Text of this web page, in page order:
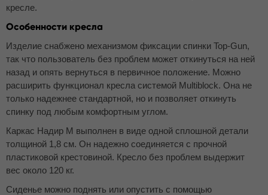
кресле.
Особенности кресла
Изделие снабжено механизмом фиксации спинки Top-Gun,
так что пользователь без проблем может откинуться на ней
назад и опять вернуться в первичное положение. Можно
расширить функционал кресла системой Multiblock. Она не
только надежнее стандартной, но и позволяет откинуть
спинку под любым комфортным углом.
Каркас Надир М выполнен в виде одной сплошной детали
толщиной 1,8 см. Он надежно соединяется с прочной
пластиковой крестовиной. Кресло без проблем выдержит
вес около 120 кг.
Сиденье можно поднять или опустить с помощью